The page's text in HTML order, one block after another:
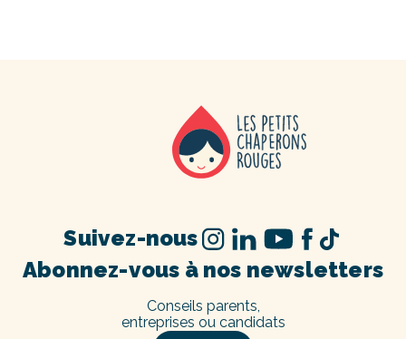
Abonnez-vous à nos newsletters
Conseils parents,
entreprises ou candidats
Suivez-nous